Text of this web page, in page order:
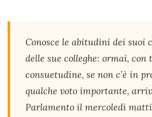
Conosce le abitudini dei suoi
delle sue colleghe: ormai, con
consuetudine, se non c’è in
qualche voto importante,
Parlamento il mercoledì